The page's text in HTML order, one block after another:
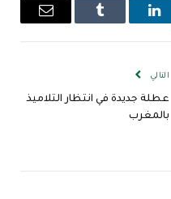
لينكدإن Tumblr
البريد
التالي
عطلة جديدة في انتظار التلاميذ
بالمغرب